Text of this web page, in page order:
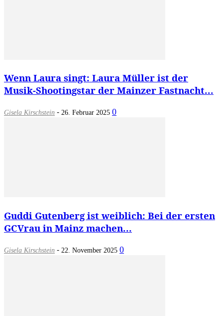
Wenn Laura singt: Laura Müller ist der
Musik-Shootingstar der Mainzer Fastnacht...
Gisela Kirschstein - 26. Februar 2025 0
Guddi Gutenberg ist weiblich: Bei der ersten
GCVrau in Mainz machen...
Gisela Kirschstein - 22. November 2025 0